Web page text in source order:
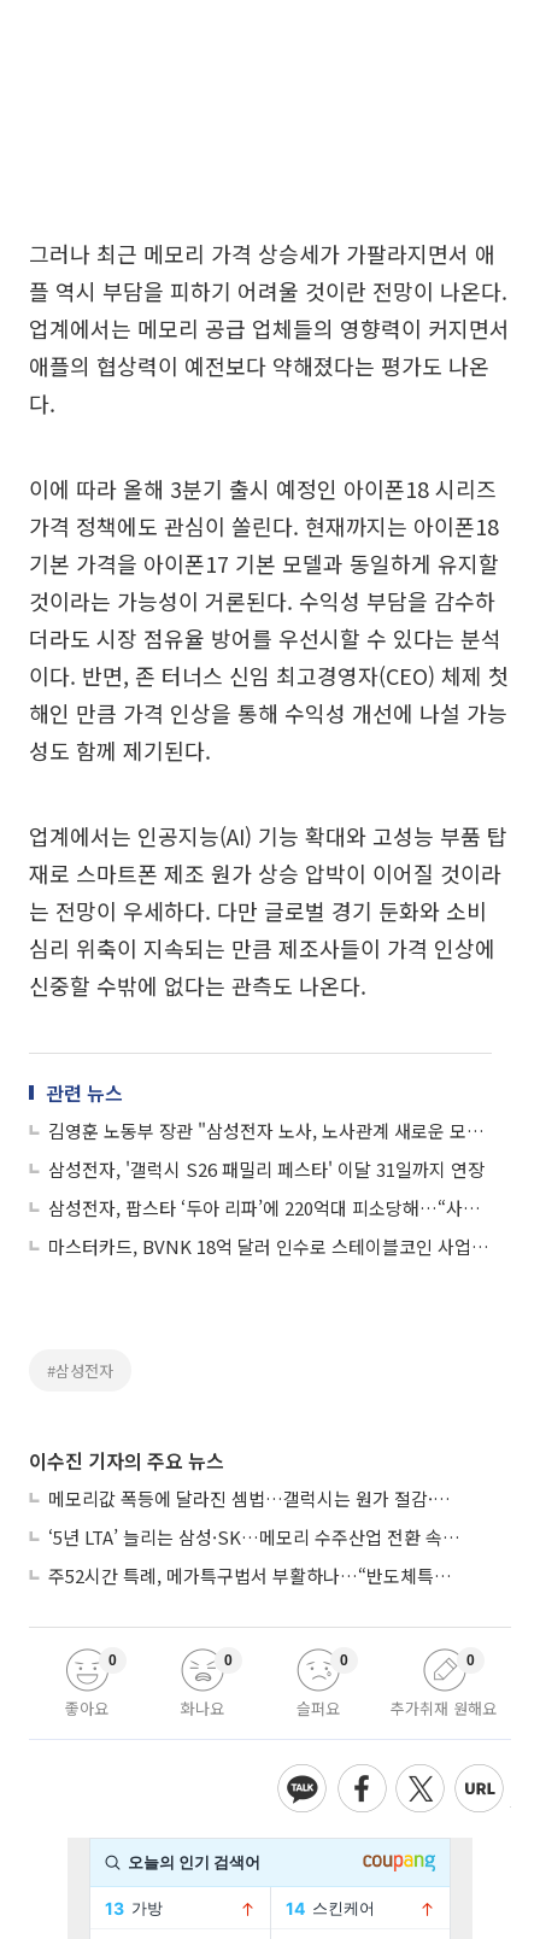
그러나 최근 메모리 가격 상승세가 가팔라지면서 애
플 역시 부담을 피하기 어려울 것이란 전망이 나온다.
업계에서는 메모리 공급 업체들의 영향력이 커지면서
애플의 협상력이 예전보다 약해졌다는 평가도 나온
다.
이에 따라 올해 3분기 출시 예정인 아이폰18 시리즈
가격 정책에도 관심이 쏠린다. 현재까지는 아이폰18
기본 가격을 아이폰17 기본 모델과 동일하게 유지할
것이라는 가능성이 거론된다. 수익성 부담을 감수하
더라도 시장 점유율 방어를 우선시할 수 있다는 분석
이다. 반면, 존 터너스 신임 최고경영자(CEO) 체제 첫
해인 만큼 가격 인상을 통해 수익성 개선에 나설 가능
성도 함께 제기된다.
업계에서는 인공지능(AI) 기능 확대와 고성능 부품 탑
재로 스마트폰 제조 원가 상승 압박이 이어질 것이라
는 전망이 우세하다. 다만 글로벌 경기 둔화와 소비
심리 위축이 지속되는 만큼 제조사들이 가격 인상에
신중할 수밖에 없다는 관측도 나온다.
관련 뉴스
김영훈 노동부 장관 "삼성전자 노사, 노사관계 새로운 모범 만들어야"
삼성전자, '갤럭시 S26 패밀리 페스타' 이달 31일까지 연장
삼성전자, 팝스타 ‘두아 리파’에 220억대 피소당해…“사진 무단으로 사용했다”
마스터카드, BVNK 18억 달러 인수로 스테이블코인 사업 본격 확장
#삼성전자
이수진 기자의 주요 뉴스
메모리값 폭등에 달라진 셈법…갤럭시는 원가 절감·아이폰은 서비스 확대
‘5년 LTA’ 늘리는 삼성·SK…메모리 수주산업 전환 속 다른 셈법
주52시간 특례, 메가특구법서 부활하나…“반도체특별법 담겨야”
좋아요
0
화나요
0
슬퍼요
0
추가취재 원해요
0